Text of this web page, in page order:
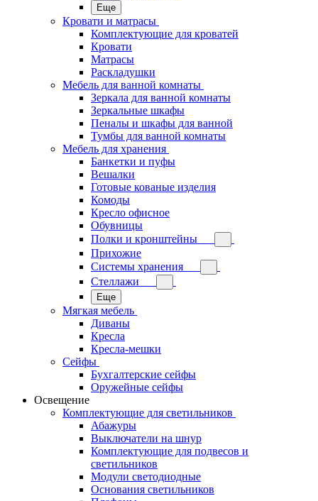
Еще
Кровати и матрасы
Комплектующие для кроватей
Кровати
Матрасы
Раскладушки
Мебель для ванной комнаты
Зеркала для ванной комнаты
Зеркальные шкафы
Пеналы и шкафы для ванной
Тумбы для ванной комнаты
Мебель для хранения
Банкетки и пуфы
Вешалки
Готовые кованые изделия
Комоды
Кресло офисное
Обувницы
Полки и кронштейны
Прихожие
Системы хранения
Стеллажи
Еще
Мягкая мебель
Диваны
Кресла
Кресла-мешки
Сейфы
Бухгалтерские сейфы
Оружейные сейфы
Освещение
Комплектующие для светильников
Абажуры
Выключатели на шнур
Комплектующие для подвесов и
светильников
Модули светодиодные
Основания светильников